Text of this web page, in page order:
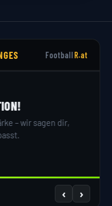
FootballR.at
bist GM. Hol dir dein
‹ ›